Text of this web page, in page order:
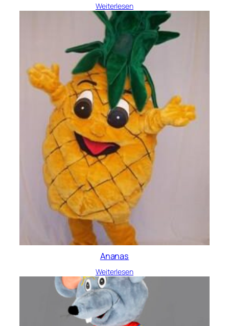
Weiterlesen
Ananas
Weiterlesen